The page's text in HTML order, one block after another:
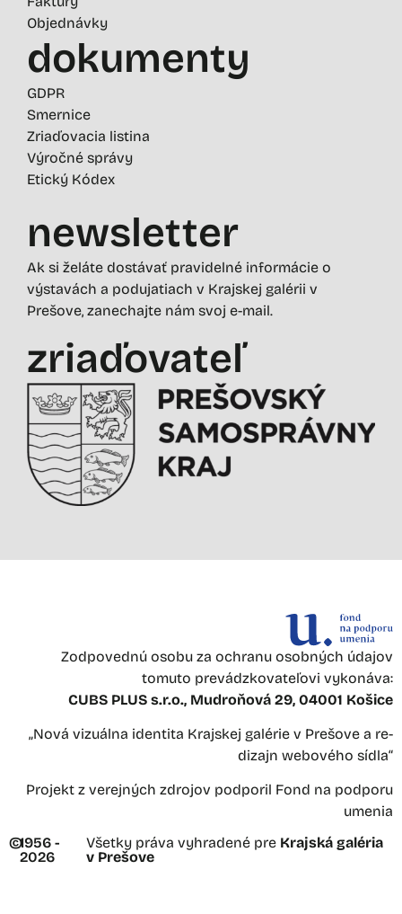
Objednávky
dokumenty
GDPR
Smernice
Zriaďovacia listina
Výročné správy
Etický Kódex
newsletter
Ak si želáte dostávať pravidelné informácie o
výstavách a podujatiach v Krajskej galérii v
Prešove, zanechajte nám svoj e-mail.
zriaďovateľ
Zodpovednú osobu za ochranu osobných údajov
tomuto prevádzkovateľovi vykonáva:
CUBS PLUS s.r.o., Mudroňová 29, 04001 Košice
„Nová vizuálna identita Krajskej galérie v Prešove a re-
dizajn webového sídla“
Projekt z verejných zdrojov podporil Fond na podporu
umenia
©1956 -
2026
Všetky práva vyhradené pre Krajská galéria
v Prešove